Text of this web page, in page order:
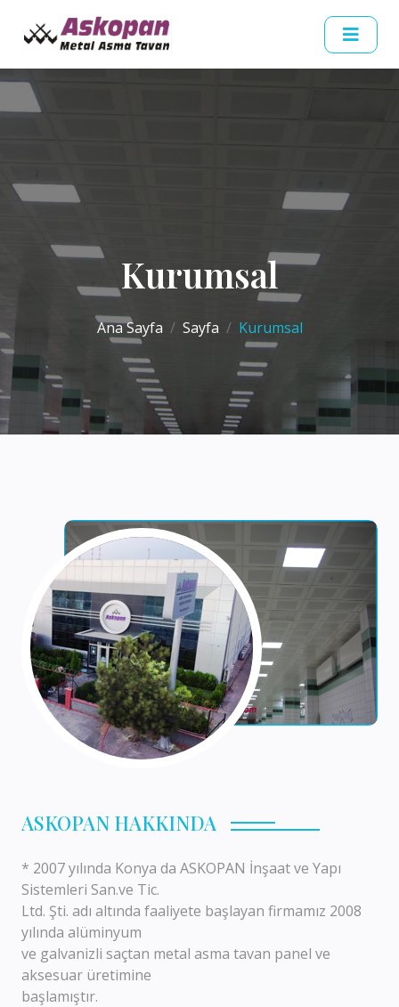
Kurumsal
Ana Sayfa Sayfa Kurumsal
ASKOPAN HAKKINDA
* 2007 yılında Konya da ASKOPAN İnşaat ve Yapı
Sistemleri San.ve Tic.
Ltd. Şti. adı altında faaliyete başlayan firmamız 2008
yılında alüminyum
ve galvanizli saçtan metal asma tavan panel ve
aksesuar üretimine
başlamıştır.